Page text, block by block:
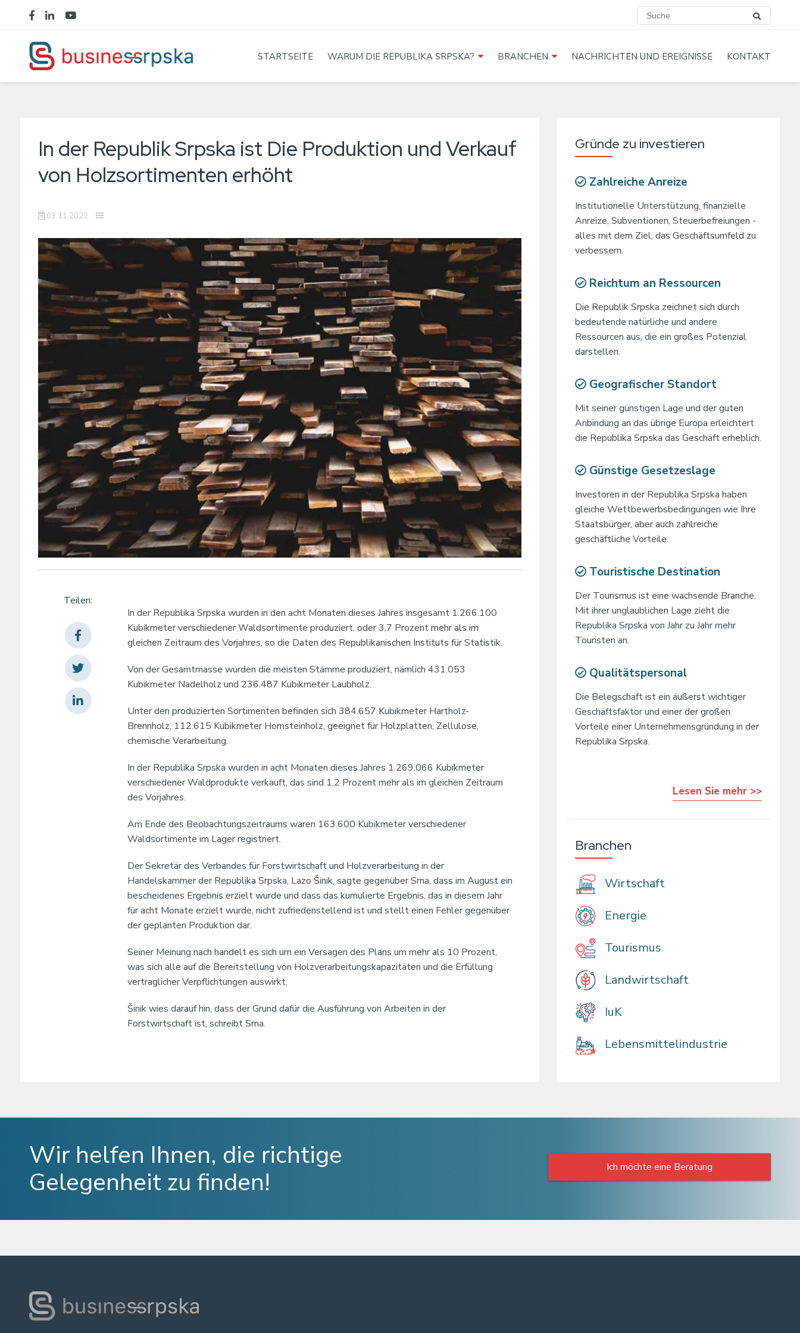
STARTSEITE WARUM DIE REPUBLIKA SRPSKA? BRANCHEN NACHRICHTEN UND EREIGNISSE KONTAKT
In der Republik Srpska ist Die Produktion und Verkauf
von Holzsortimenten erhöht
03.11.2022
Teilen:
In der Republika Srpska wurden in den acht Monaten dieses Jahres insgesamt 1.266.100
Kubikmeter verschiedener Waldsortimente produziert, oder 3,7 Prozent mehr als im
gleichen Zeitraum des Vorjahres, so die Daten des Republikanischen Instituts für Statistik.
Von der Gesamtmasse wurden die meisten Stämme produziert, nämlich 431.053
Kubikmeter Nadelholz und 236.487 Kubikmeter Laubholz.
Unter den produzierten Sortimenten befinden sich 384.657 Kubikmeter Hartholz-
Brennholz, 112.615 Kubikmeter Hornsteinholz, geeignet für Holzplatten, Zellulose,
chemische Verarbeitung.
In der Republika Srpska wurden in acht Monaten dieses Jahres 1.269.066 Kubikmeter
verschiedener Waldprodukte verkauft, das sind 1,2 Prozent mehr als im gleichen Zeitraum
des Vorjahres.
Am Ende des Beobachtungszeitraums waren 163.600 Kubikmeter verschiedener
Waldsortimente im Lager registriert.
Der Sekretär des Verbandes für Forstwirtschaft und Holzverarbeitung in der
Handelskammer der Republika Srpska, Lazo Šinik, sagte gegenüber Srna, dass im August ein
bescheidenes Ergebnis erzielt wurde und dass das kumulierte Ergebnis, das in diesem Jahr
für acht Monate erzielt wurde, nicht zufriedenstellend ist und stellt einen Fehler gegenüber
der geplanten Produktion dar.
Seiner Meinung nach handelt es sich um ein Versagen des Plans um mehr als 10 Prozent,
was sich alle auf die Bereitstellung von Holzverarbeitungskapazitäten und die Erfüllung
vertraglicher Verpflichtungen auswirkt.
Šinik wies darauf hin, dass der Grund dafür die Ausführung von Arbeiten in der
Forstwirtschaft ist, schreibt Srna.
Gründe zu investieren
Zahlreiche Anreize
Institutionelle Unterstützung, finanzielle
Anreize, Subventionen, Steuerbefreiungen -
alles mit dem Ziel, das Geschäftsumfeld zu
verbessern.
Reichtum an Ressourcen
Die Republik Srpska zeichnet sich durch
bedeutende natürliche und andere
Ressourcen aus, die ein großes Potenzial
darstellen.
Geografischer Standort
Mit seiner günstigen Lage und der guten
Anbindung an das übrige Europa erleichtert
die Republika Srpska das Geschäft erheblich.
Günstige Gesetzeslage
Investoren in der Republika Srpska haben
gleiche Wettbewerbsbedingungen wie Ihre
Staatsbürger, aber auch zahlreiche
geschäftliche Vorteile.
Touristische Destination
Der Tourismus ist eine wachsende Branche.
Mit ihrer unglaublichen Lage zieht die
Republika Srpska von Jahr zu Jahr mehr
Touristen an.
Qualitätspersonal
Die Belegschaft ist ein äußerst wichtiger
Geschäftsfaktor und einer der großen
Vorteile einer Unternehmensgründung in der
Republika Srpska.
Lesen Sie mehr >>
Branchen
Wirtschaft
Energie
Tourismus
Landwirtschaft
IuK
Lebensmittelindustrie
Wir helfen Ihnen, die richtige
Gelegenheit zu finden!
Ich möchte eine Beratung